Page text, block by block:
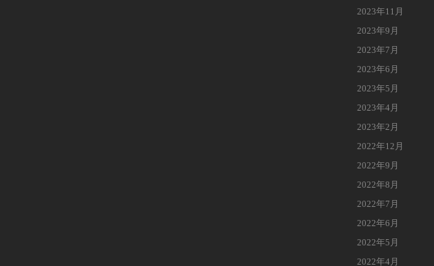
2023年11月
2023年9月
2023年7月
2023年6月
2023年5月
2023年4月
2023年2月
2022年12月
2022年9月
2022年8月
2022年7月
2022年6月
2022年5月
2022年4月